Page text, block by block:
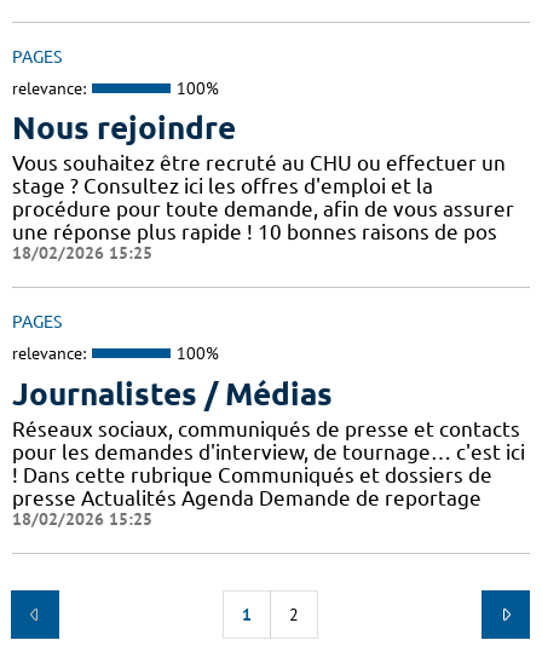
PAGES
relevance: 100%
Nous rejoindre
Vous souhaitez être recruté au CHU ou effectuer un
stage ? Consultez ici les offres d'emploi et la
procédure pour toute demande, afin de vous assurer
une réponse plus rapide ! 10 bonnes raisons de pos
18/02/2026 15:25
PAGES
relevance: 100%
Journalistes / Médias
Réseaux sociaux, communiqués de presse et contacts
pour les demandes d'interview, de tournage… c'est ici
! Dans cette rubrique Communiqués et dossiers de
presse Actualités Agenda Demande de reportage
18/02/2026 15:25
1 2